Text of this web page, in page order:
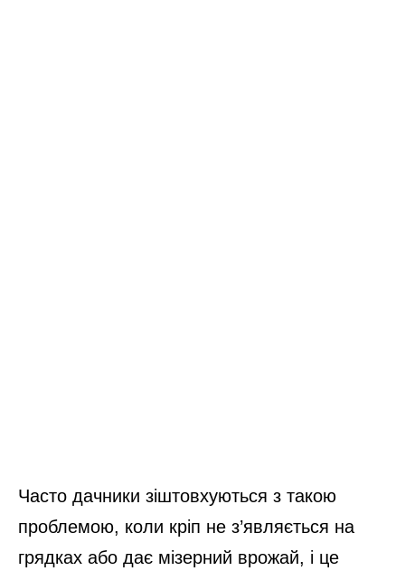
Часто дачники зіштовхуються з такою
проблемою, коли кріп не з’являється на
грядках або дає мізерний врожай, і це